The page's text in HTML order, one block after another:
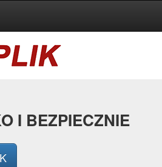
I BEZPIECZNIE